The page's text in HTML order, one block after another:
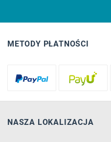
METODY PŁATNOŚCI
NASZA LOKALIZACJA